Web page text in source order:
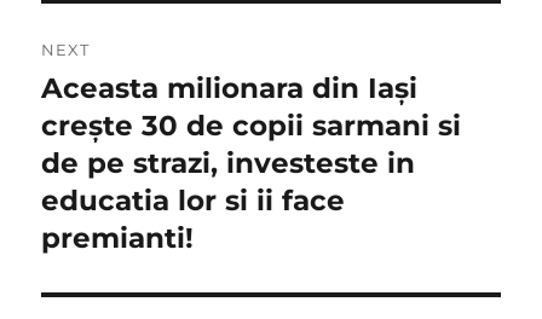
NEXT
Next
post:
Aceasta milionara din Iași
creşte 30 de copii sarmani si
de pe strazi, investeste in
educatia lor si ii face
premianti!